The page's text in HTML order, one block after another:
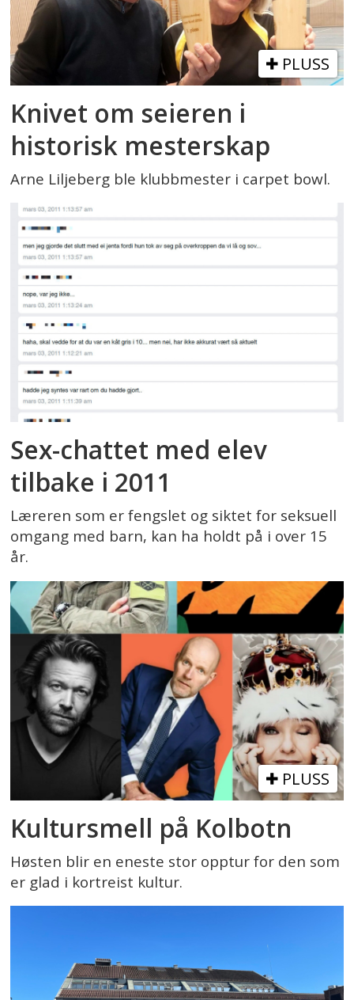
PLUSS
Knivet om seieren i
historisk mesterskap
Arne Liljeberg ble klubbmester i carpet bowl.
Sex-chattet med elev
tilbake i 2011
Læreren som er fengslet og siktet for seksuell
omgang med barn, kan ha holdt på i over 15
år.
PLUSS
Kultursmell på Kolbotn
Høsten blir en eneste stor opptur for den som
er glad i kortreist kultur.